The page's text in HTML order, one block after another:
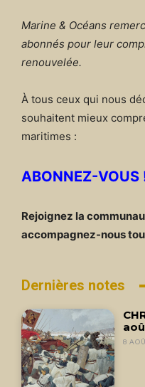
Marine & Océans
abonnés pour leur
renouvelée.
À tous ceux qui nous
souhaitent mieux
maritimes :
ABONNEZ-VOUS
Rejoignez la
accompagnez-nous
Dernières notes
8